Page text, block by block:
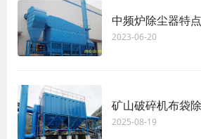
中频炉除尘器特点
2023-06-20
矿山破碎机布袋
2025-08-19